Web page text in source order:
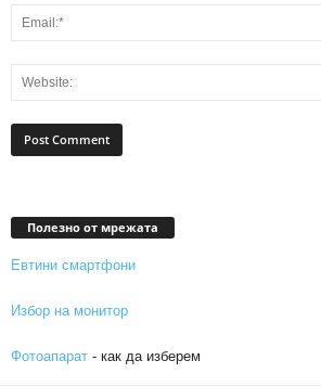
Полезно от мрежата
Евтини смартфони
Избор на монитор
Фотоапарат - как да изберем